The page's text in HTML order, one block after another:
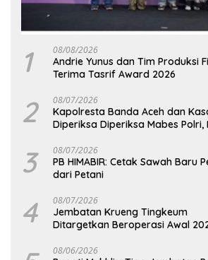
1 08/08/2026
Andrie Yunus dan Tim Produksi
Terima Tasrif Award 2026
2 08/07/2026
Kapolresta Banda Aceh dan
Diperiksa Diperiksa Mabes Polri,
3 08/07/2026
PB HIMABIR: Cetak Sawah Baru
dari Petani
4 08/07/2026
Jembatan Krueng Tingkeum
Ditargetkan Beroperasi Awal
08/06/2026